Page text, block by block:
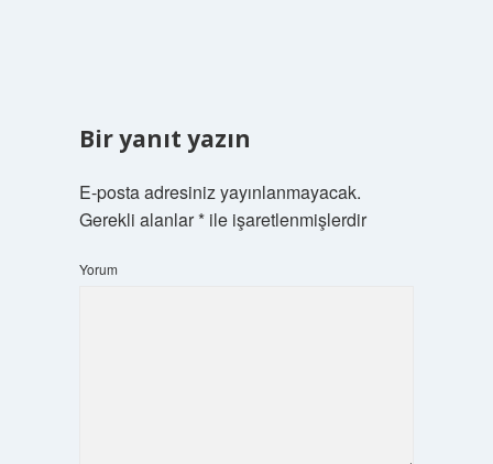
Bir yanıt yazın
E-posta adresiniz yayınlanmayacak.
Gerekli alanlar*ile işaretlenmişlerdir
Yorum